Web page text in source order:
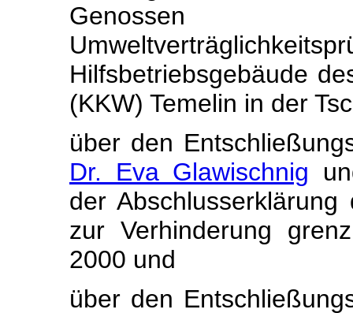
Hilfsbetriebsgebäude
(KKW) Temelin in der
über den
Dr. Eva Glawischnig
der
zur Verhinderung
2000 und
über den